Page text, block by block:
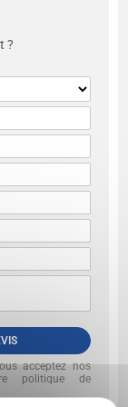
?
acceptez nos
politique de